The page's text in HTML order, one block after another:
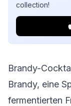
collection!
Brandy-
Brandy, eine
fermentierten